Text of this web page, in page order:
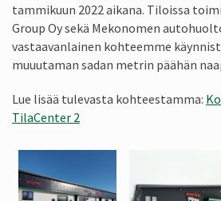
tammikuun 2022 aikana. Tiloissa
Group Oy sekä Mekonomen
vastaavanlainen kohteemme
muuutaman sadan metrin päähän
Lue lisää tulevasta kohteestamma:
TilaCenter 2